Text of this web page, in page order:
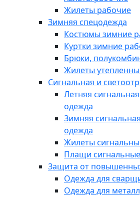
Жилеты рабочие
Зимняя спецодежда
Костюмы зимние
Куртки зимние
Брюки,
Жилеты
Сигнальная и
Летняя
одежда
Зимняя
одежда
Жилеты
Плащи сигнальные
Защита от
Одежда для
Одежда для